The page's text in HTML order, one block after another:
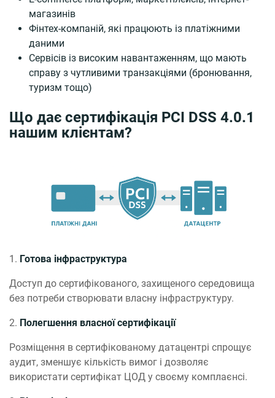
магазинів
Фінтех-компаній, які працюють із платіжними
даними
Сервісів із високим навантаженням, що мають
справу з чутливими транзакціями (бронювання,
туризм тощо)
Що дає сертифікація PCI DSS 4.0.1
нашим клієнтам?
1. Готова інфраструктура
Доступ до сертифікованого, захищеного середовища
без потреби створювати власну інфраструктуру.
2. Полегшення власної сертифікації
Розміщення в сертифікованому датацентрі спрощує
аудит, зменшує кількість вимог і дозволяє
використати сертифікат ЦОД у своєму комплаєнсі.